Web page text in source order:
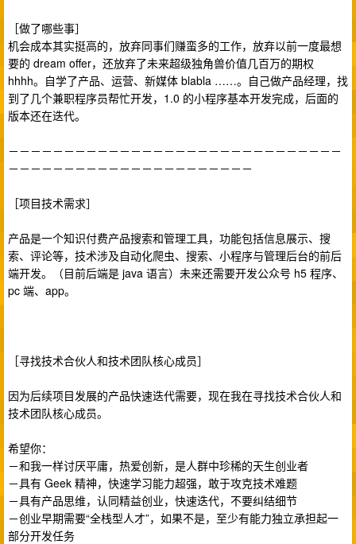
［做了哪些事］
机会成本其实挺高的，放弃同事们赚蛮多的工作，放弃以前一度最想
要的 dream offer，还放弃了未来超级独角兽价值几百万的期权
hhhh。自学了产品、运营、新媒体 blabla ……。自己做产品经理，找
到了几个兼职程序员帮忙开发，1.0 的小程序基本开发完成，后面的
版本还在迭代。
－－－－－－－－－－－－－－－－－－－－－－－－－－－－－－
－－－－－－－－－－－－－－－－－－－－－－
［项目技术需求］
产品是一个知识付费产品搜索和管理工具，功能包括信息展示、搜
索、评论等，技术涉及自动化爬虫、搜索、小程序与管理后台的前后
端开发。（目前后端是 java 语言）未来还需要开发公众号 h5 程序、
pc 端、app。
［寻找技术合伙人和技术团队核心成员］
因为后续项目发展的产品快速迭代需要，现在我在寻找技术合伙人和
技术团队核心成员。
希望你：
－和我一样讨厌平庸，热爱创新，是人群中珍稀的天生创业者
－具有 Geek 精神，快速学习能力超强，敢于攻克技术难题
－具有产品思维，认同精益创业，快速迭代，不要纠结细节
－创业早期需要“全栈型人才”，如果不是，至少有能力独立承担起一
部分开发任务